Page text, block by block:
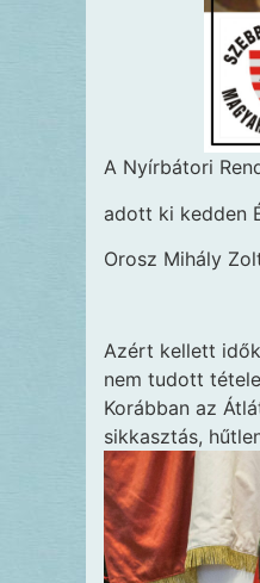
A Nyírbátori
adott ki kedden
Orosz Mihály
Azért kellett
nem tudott
Korábban az
sikkasztás,